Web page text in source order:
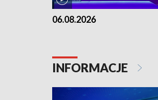
06.08.2026
INFORMACJE